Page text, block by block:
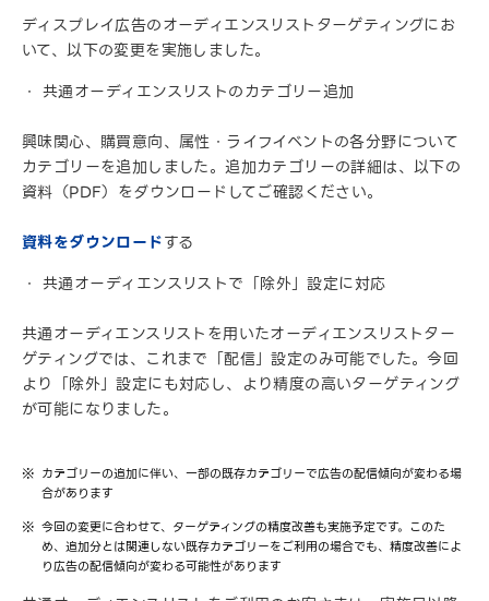
ディスプレイ広告のオーディエンスリストターゲティングにお
いて、以下の変更を実施しました。
共通オーディエンスリストのカテゴリー追加
興味関心、購買意向、属性・ライフイベントの各分野について
カテゴリーを追加しました。追加カテゴリーの詳細は、以下の
資料（PDF）をダウンロードしてご確認ください。
資料をダウンロードする
共通オーディエンスリストで「除外」設定に対応
共通オーディエンスリストを用いたオーディエンスリストター
ゲティングでは、これまで「配信」設定のみ可能でした。今回
より「除外」設定にも対応し、より精度の高いターゲティング
が可能になりました。
カテゴリーの追加に伴い、一部の既存カテゴリーで広告の配信傾向が変わる場
合があります
今回の変更に合わせて、ターゲティングの精度改善も実施予定です。このた
め、追加分とは関連しない既存カテゴリーをご利用の場合でも、精度改善によ
り広告の配信傾向が変わる可能性があります